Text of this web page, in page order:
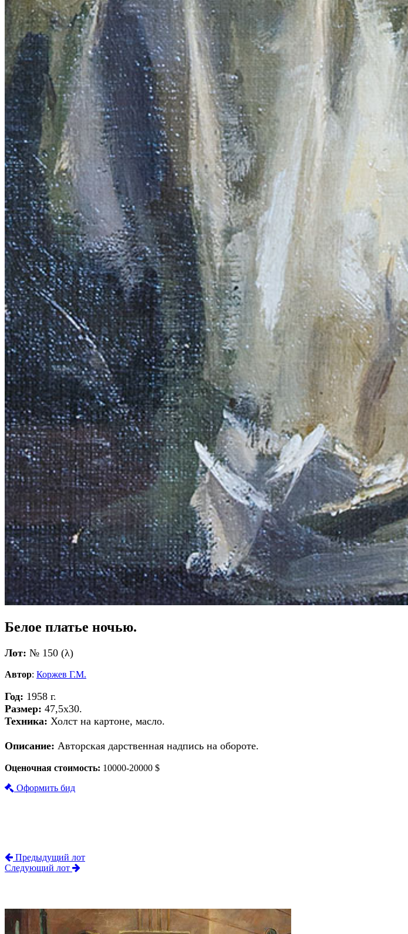
Белое платье ночью.
Лот: № 150 (λ)
Автор: Коржев Г.М.
Год: 1958 г.
Размер: 47,5х30.
Техника: Холст на картоне, масло.
Описание: Авторская дарственная надпись на обороте.
Оценочная стоимость: 10000-20000 $
Оформить бид
Предыдущий лот
Следующий лот